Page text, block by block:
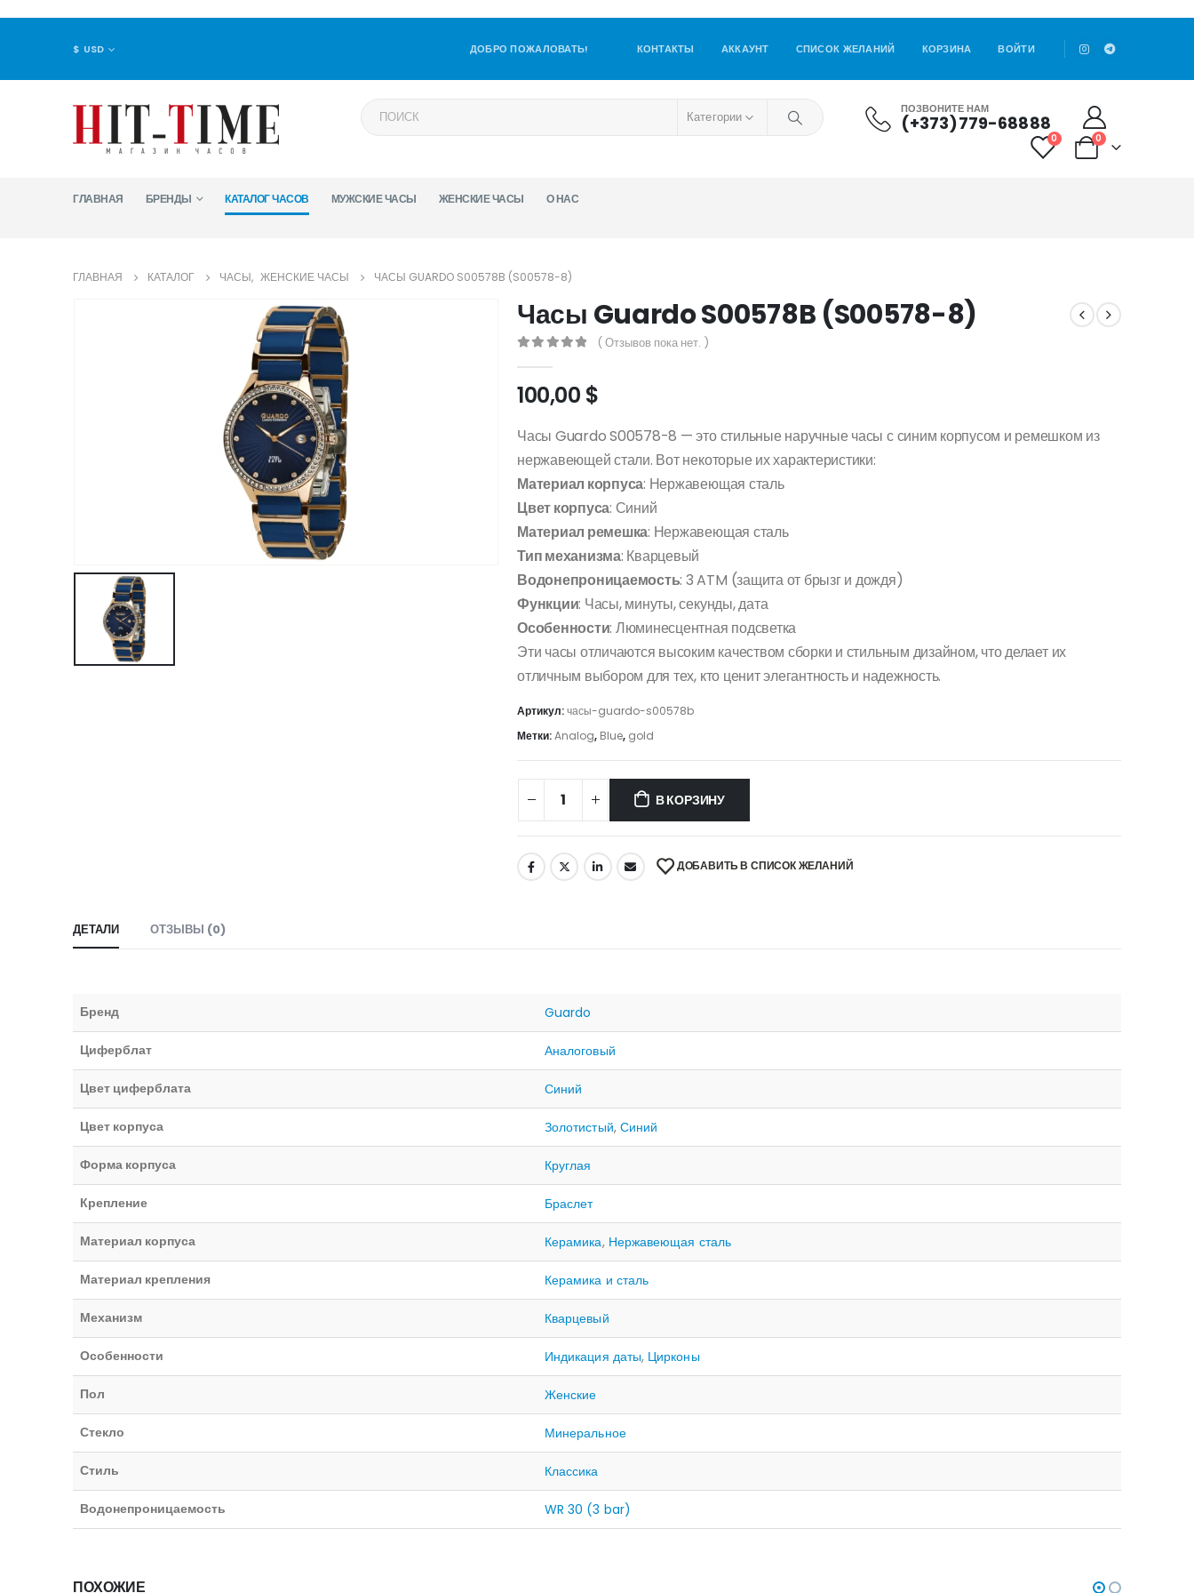
$ USD ДОБРО ПОЖАЛОВАТЬ! КОНТАКТЫ АККАУНТ СПИСОК ЖЕЛАНИЙ КОРЗИНА ВОЙТИ
Категории ПОЗВОНИТЕ НАМ
(+373)779-68888
0 0
ГЛАВНАЯ БРЕНДЫ КАТАЛОГ ЧАСОВ МУЖСКИЕ ЧАСЫ ЖЕНСКИЕ ЧАСЫ О НАС
ГЛАВНАЯ КАТАЛОГ ЧАСЫ, ЖЕНСКИЕ ЧАСЫ ЧАСЫ GUARDO S00578B (S00578-8)
Часы Guardo S00578B (S00578-8)
( Отзывов пока нет. )
100,00 $
Часы Guardo S00578-8 — это стильные наручные часы с синим корпусом и ремешком из
нержавеющей стали. Вот некоторые их характеристики:
Материал корпуса: Нержавеющая сталь
Цвет корпуса: Синий
Материал ремешка: Нержавеющая сталь
Тип механизма: Кварцевый
Водонепроницаемость: 3 ATM (защита от брызг и дождя)
Функции: Часы, минуты, секунды, дата
Особенности: Люминесцентная подсветка
Эти часы отличаются высоким качеством сборки и стильным дизайном, что делает их
отличным выбором для тех, кто ценит элегантность и надежность.
Артикул:часы-guardo-s00578b
Метки:Analog, Blue, gold
В КОРЗИНУ
ДОБАВИТЬ В СПИСОК ЖЕЛАНИЙ
ДЕТАЛИ ОТЗЫВЫ (0)
Бренд Guardo
Циферблат Аналоговый
Цвет циферблата Синий
Цвет корпуса Золотистый, Синий
Форма корпуса Круглая
Крепление Браслет
Материал корпуса Керамика, Нержавеющая сталь
Материал крепления Керамика и сталь
Механизм Кварцевый
Особенности Индикация даты, Цирконы
Пол Женские
Стекло Минеральное
Стиль Классика
Водонепроницаемость WR 30 (3 bar)
ПОХОЖИЕ